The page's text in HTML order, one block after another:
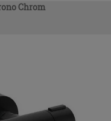
Chrom